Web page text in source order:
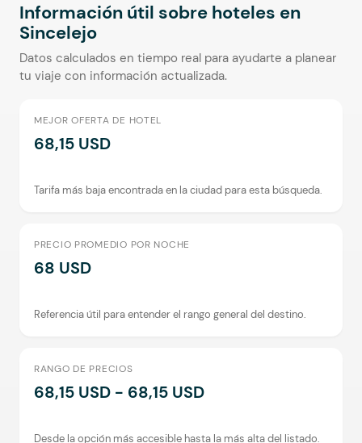
Información útil sobre hoteles en
Sincelejo
Datos calculados en tiempo real para ayudarte a planear
tu viaje con información actualizada.
MEJOR OFERTA DE HOTEL
68,15 USD
Tarifa más baja encontrada en la ciudad para esta búsqueda.
PRECIO PROMEDIO POR NOCHE
68 USD
Referencia útil para entender el rango general del destino.
RANGO DE PRECIOS
68,15 USD - 68,15 USD
Desde la opción más accesible hasta la más alta del listado.